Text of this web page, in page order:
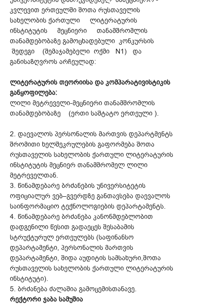
კვლევით ერთეულში შოთა რუსთაველის
სახელობის ქართული ლიტერატურის
ინსტიტუტის მეცნიერი თანამშრომლის
თანამდებობაზე გამოცხადებული კონკურსის
შედეგი (შემაჯამებელი ოქმი N1) და
განისაზღვროს არჩეულად:
ლიტერატურის თეორიისა და კომპარატივისტიკის
განყოფილება:
ლილი მეტრეველი-მეცნიერი თანამშრომლის
თანამდებობაზე (ერთი საშტატო ერთეული ).
2. დაევალოს პერსონალის მართვის დეპარტმენტს
შრომითი ხელშეკრულების გაფორმება შოთა
რუსთაველის სახელობის ქართული ლიტერატურის
ინსტიტუტის მეცნიერ თანამშრომელ ლილი
მეტრეველთან.
3. წინამდებარე ბრძანების უნივერსიტეტის
ოფიციალურ ვებ–გვერდზე განთავსება დაევალოს
საინფორმაციო ტექნოლოგიების დეპარტამენტს.
4. წინამდებარე ბრძანება კანონმდებლობით
დადგენილი წესით გადაეცეს შესაბამის
სტრუქტურულ ერთეულებს (საფინანსო
დეპარტამენტი, პერსონალის მართვის
დეპარტამენტი, შიდა აუდიტის სამსახური,შოთა
რუსთაველის სახელობის ქართული ლიტერატურის
ინსტიტუტი).
5. ბრძანება ძალაშია გამოცემისთანავე.
რექტორი ჯაბა სამუშია